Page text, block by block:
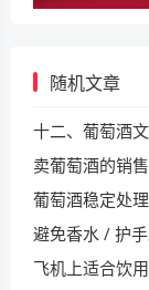
随机文章
十二、葡萄酒
卖葡萄酒的销
葡萄酒稳定处
避免香水 / 护